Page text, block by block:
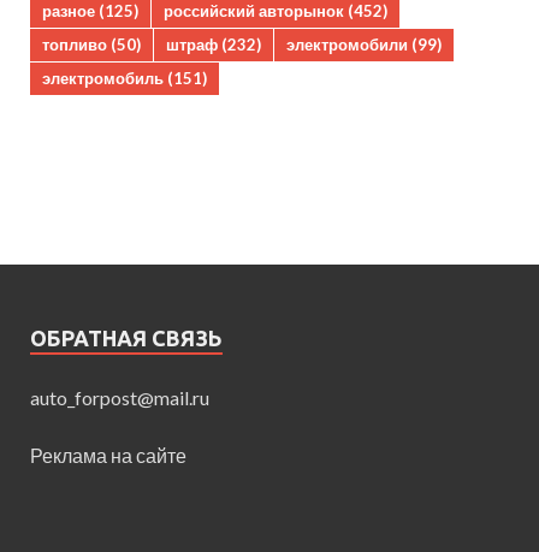
разное (125) российский авторынок (452)
топливо (50) штраф (232) электромобили (99)
электромобиль (151)
ОБРАТНАЯ СВЯЗЬ
auto_forpost@mail.ru
Реклама на сайте